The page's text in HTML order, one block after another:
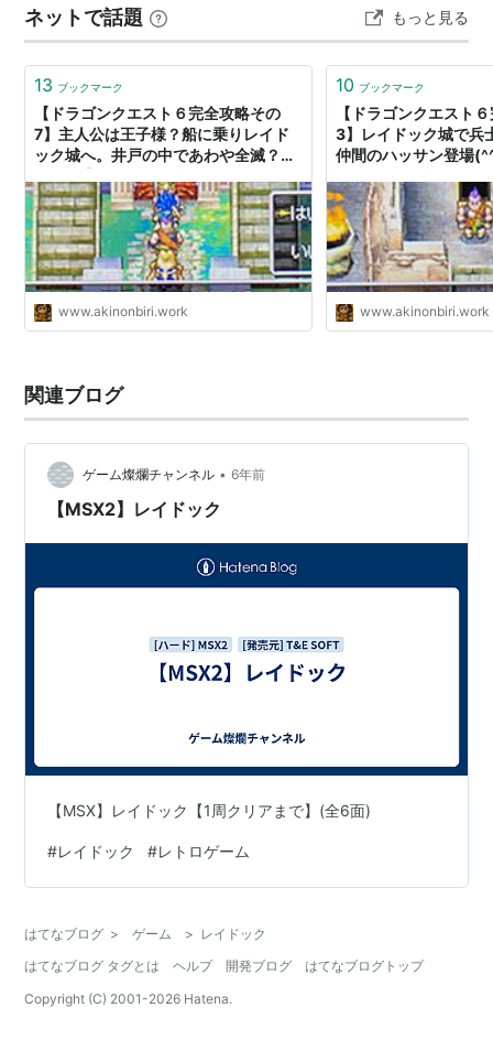
増税などやりたい放題を行っているようだ。
王子は、主人公と姿形が非常によく似ているらしい。ま
た王子には幼い頃に亡くなった妹がいる。名前はセー
ラ・クラリス・バネッサのいずれか。
* リスト::ドラクエの城・街・村
ドライブ付きのMSX2は、高すぎて買えなかったので、店
頭のデモで我慢して…
ネットで話題 もっと見る
13 ブックマーク
【ドラゴンクエスト６完全攻略その
7】主人公は王子様？船に乗りレイド
ック城へ。井戸の中であわや全滅？
編】 - あきののんびりゲームブログ
www.akinonbiri.work
10 ブックマーク
【ドラゴンクエスト
3】レイドック城で兵
仲間のハッサン登場
www.akinonbiri.work
関連ブログ
ゲーム燦爛チャンネル • 6年前
【MSX2】レイドック
【MSX】レイドック【1周クリアまで】(全6面)
#レイドック #レトロゲーム
はてなブログ > ゲーム > レイドック
はてなブログ タグとは
ヘルプ 開発ブログ
はてなブログトップ
Copyright (C) 2001-2026 Hatena.